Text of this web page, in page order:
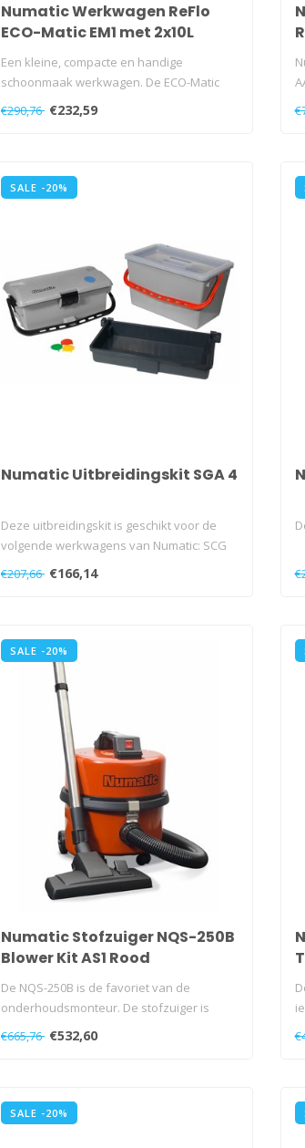
Numatic Werkwagen ReFlo
ECO-Matic EM1 met 2x10L
emmers
Een kleine, compacte en handige
schoonmaak werkwagen. De ECO-Matic
EM1 biedt een..
€290,76 €232,59
SALE -20%
Numatic Uitbreidingskit SGA 4
Deze uitbreidingskit is geschikt voor de
volgende werkwagens van Numatic: SCG
€207,66 €166,14
SALE -20%
Numatic Stofzuiger NQS-250B
Blower Kit AS1 Rood
De NQS-250B is de favoriet van de
onderhoudsmonteur. De stofzuiger is
robuust en..
€665,76 €532,60
SALE -20%